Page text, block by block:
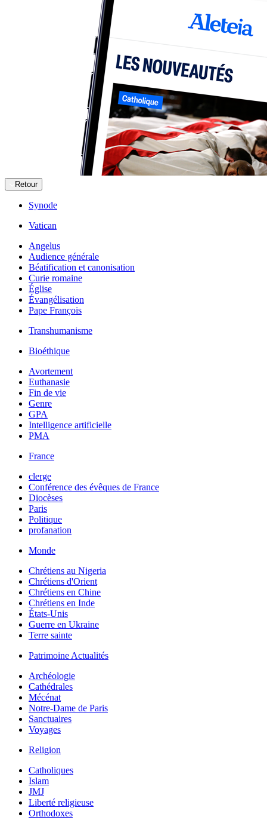
Retour
Synode
Vatican
Angelus
Audience générale
Béatification et canonisation
Curie romaine
Église
Évangélisation
Pape François
Transhumanisme
Bioéthique
Avortement
Euthanasie
Fin de vie
Genre
GPA
Intelligence artificielle
PMA
France
clerge
Conférence des évêques de France
Diocèses
Paris
Politique
profanation
Monde
Chrétiens au Nigeria
Chrétiens d'Orient
Chrétiens en Chine
Chrétiens en Inde
États-Unis
Guerre en Ukraine
Terre sainte
Patrimoine Actualités
Archéologie
Cathédrales
Mécénat
Notre-Dame de Paris
Sanctuaires
Voyages
Religion
Catholiques
Islam
JMJ
Liberté religieuse
Orthodoxes